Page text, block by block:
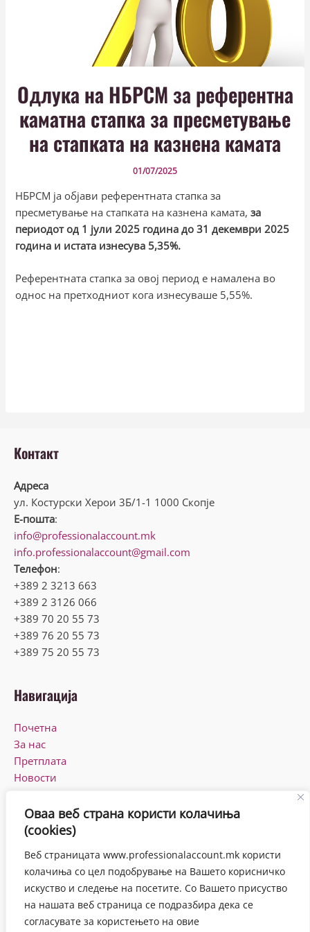
Оваа веб страна користи колачиња
(cookies)
Веб страницата www.professionalaccount.mk користи
колачиња со цел подобрување на Вашето корисничко
искуство и следење на посетите. Со Вашето присуство
на нашата веб страница се подразбира дека се
согласувате за користењето на овие
Одлука на НБРСМ за референтна
каматна стапка за пресметување
на стапката на казнена камата
01/07/2025
НБРСМ ја објави референтната стапка за
пресметување на стапката на казнена камата,за
периодот од 1 јули 2025 година до 31 декември 2025
година и истата изнесува 5,35%.
Референтната стапка за овој период е намалена во
однос на претходниот кога изнесуваше 5,55%.
Контакт
Адреса
ул. Костурски Херои 3Б/1-1 1000 Скопје
Е-пошта:
info@professionalaccount.mk
info.professionalaccount@gmail.com
Телефон:
+389 2 3213 663
+389 2 3126 066
+389 70 20 55 73
+389 76 20 55 73
+389 75 20 55 73
Навигација
Почетна
За нас
Претплата
Новости
Контакт
Работно време
Понеделник-Петок
08:00-16:00